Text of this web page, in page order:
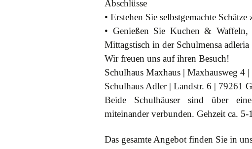
Abschlüsse
• Erstehen Sie selbstgemachte
• Genießen Sie Kuchen &
Mittagstisch in der Schulmensa adleria
Wir freuen uns auf ihren Besuch!
Schulhaus Maxhaus | Maxhausweg 4
Schulhaus Adler | Landstr. 6 | 79261
Beide Schulhäuser sind über
miteinander verbunden. Gehzeit ca.
Das gesamte Angebot finden Sie in